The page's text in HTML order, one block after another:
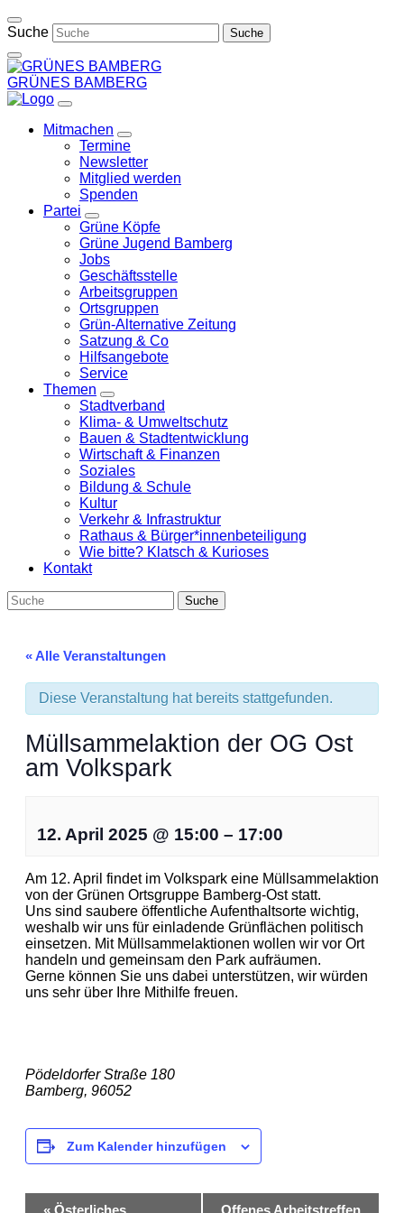
Weiter
zum
Suche
GRÜNES BAMBERG
Mitmachen
Zeige
Untermenü
Termine
Newsletter
Mitglied werden
Spenden
Partei
Zeige
Untermenü
Grüne Köpfe
Grüne Jugend Bamberg
Jobs
Geschäftsstelle
Arbeitsgruppen
Ortsgruppen
Grün-Alternative Zeitung
Satzung & Co
Hilfsangebote
Service
Themen
Zeige
Untermenü
Stadtverband
Klima- & Umweltschutz
Bauen & Stadtentwicklung
Wirtschaft & Finanzen
Soziales
Bildung & Schule
Kultur
Verkehr & Infrastruktur
Rathaus & Bürger*innenbeteiligung
Wie bitte? Klatsch & Kurioses
Kontakt
« Alle Veranstaltungen
Diese Veranstaltung hat bereits stattgefunden.
Müllsammelaktion der OG Ost
am Volkspark
12. April 2025 @ 15:00 – 17:00
Am 12. April findet im Volkspark eine Müllsammelaktion
von der Grünen Ortsgruppe Bamberg-Ost statt.
Uns sind saubere öffentliche Aufenthaltsorte wichtig,
weshalb wir uns für einladende Grünflächen politisch
einsetzen. Mit Müllsammelaktionen wollen wir vor Ort
handeln und gemeinsam den Park aufräumen.
Gerne können Sie uns dabei unterstützen, wir würden
uns sehr über Ihre Mithilfe freuen.
Pödeldorfer Straße 180
Bamberg, 96052
Zum Kalender hinzufügen
Veranstaltung-